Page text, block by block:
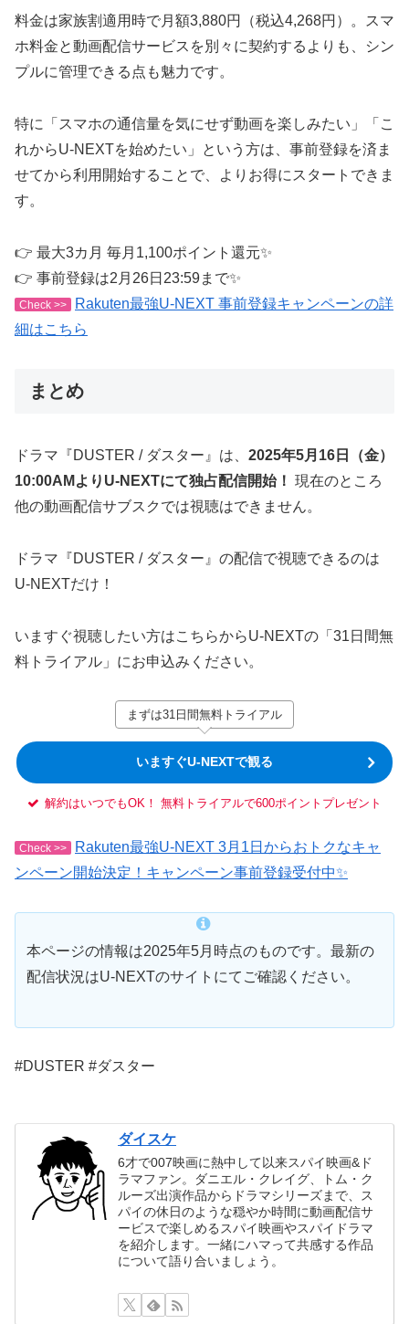
料金は家族割適用時で月額3,880円（税込4,268円）。スマ
ホ料金と動画配信サービスを別々に契約するよりも、シン
プルに管理できる点も魅力です。
特に「スマホの通信量を気にせず動画を楽しみたい」「こ
れからU-NEXTを始めたい」という方は、事前登録を済ま
せてから利用開始することで、よりお得にスタートできま
す。
👉 最大3カ月 毎月1,100ポイント還元✨
👉 事前登録は2月26日23:59まで✨
Check >>
Rakuten最強U-NEXT 事前登録キャンペーンの詳
細はこちら
まとめ
ドラマ『DUSTER / ダスター』は、 2025年5月16日（金）
10:00AMよりU-NEXTにて独占配信開始！ 現在のところ
他の動画配信サブスクでは視聴はできません。
ドラマ『DUSTER / ダスター』の配信で視聴できるのは
U-NEXTだけ！
いますぐ視聴したい方はこちらからU-NEXTの「31日間無
料トライアル」にお申込みください。
まずは31日間無料トライアル
いますぐU-NEXTで観る
解約はいつでもOK！ 無料トライアルで600ポイントプレゼント
Check >>
Rakuten最強U-NEXT 3月1日からおトクなキャ
ンペーン開始決定！キャンペーン事前登録受付中✨
本ページの情報は2025年5月時点のものです。最新の
配信状況はU-NEXTのサイトにてご確認ください。
#DUSTER #ダスター
ダイスケ
6才で007映画に熱中して以来スパイ映画&ド
ラマファン。ダニエル・クレイグ、トム・ク
ルーズ出演作品からドラマシリーズまで、ス
パイの休日のような穏やか時間に動画配信サ
ービスで楽しめるスパイ映画やスパイドラマ
を紹介します。一緒にハマって共感する作品
について語り合いましょう。